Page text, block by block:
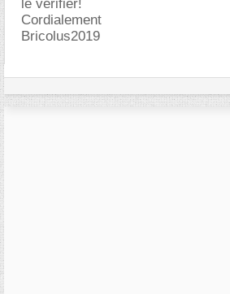
le vérifier!
Cordialement
Bricolus2019